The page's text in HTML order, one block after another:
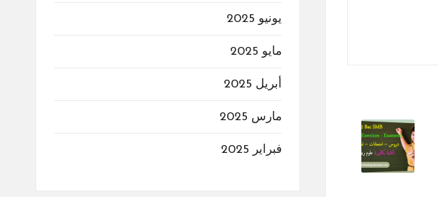
يونيو 2025
مايو 2025
أبريل 2025
مارس 2025
فبراير 2025